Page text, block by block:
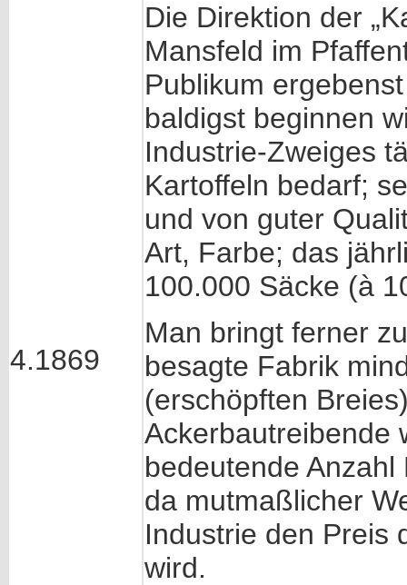
4.1869
Die Direktion der
Mansfeld im
Publikum
baldigst beginnen
Industrie-Zweiges
Kartoffeln bedarf;
und von guter
Art, Farbe; das
100.000 Säcke (à
Man bringt ferner
besagte Fabrik
(erschöpften
Ackerbautreibende
bedeutende
da mutmaßlicher
Industrie den Preis
wird.